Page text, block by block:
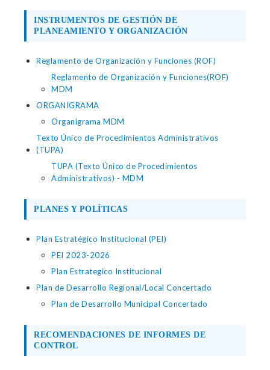
INSTRUMENTOS DE GESTIÓN DE
PLANEAMIENTO Y ORGANIZACIÓN
Reglamento de Organización y Funciones (ROF)
Reglamento de Organización y Funciones(ROF)
MDM
ORGANIGRAMA
Organigrama MDM
Texto Único de Procedimientos Administrativos
(TUPA)
TUPA (Texto Único de Procedimientos
Administrativos) - MDM
PLANES Y POLÍTICAS
Plan Estratégico Institucional (PEI)
PEI 2023-2026
Plan Estrategico Institucional
Plan de Desarrollo Regional/Local Concertado
Plan de Desarrollo Municipal Concertado
RECOMENDACIONES DE INFORMES DE
CONTROL